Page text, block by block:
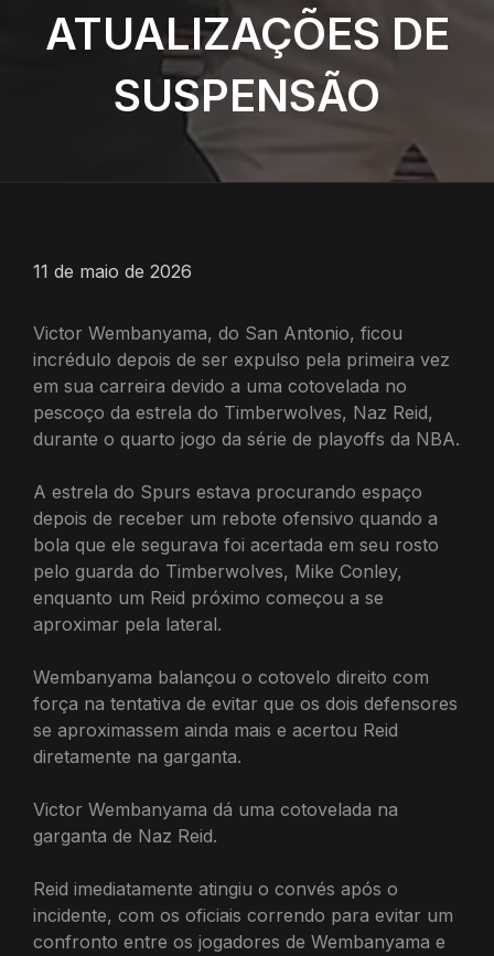
ATUALIZAÇÕES DE
SUSPENSÃO
11 de maio de 2026
Victor Wembanyama, do San Antonio, ficou
incrédulo depois de ser expulso pela primeira vez
em sua carreira devido a uma cotovelada no
pescoço da estrela do Timberwolves, Naz Reid,
durante o quarto jogo da série de playoffs da NBA.
A estrela do Spurs estava procurando espaço
depois de receber um rebote ofensivo quando a
bola que ele segurava foi acertada em seu rosto
pelo guarda do Timberwolves, Mike Conley,
enquanto um Reid próximo começou a se
aproximar pela lateral.
Wembanyama balançou o cotovelo direito com
força na tentativa de evitar que os dois defensores
se aproximassem ainda mais e acertou Reid
diretamente na garganta.
Victor Wembanyama dá uma cotovelada na
garganta de Naz Reid.
Reid imediatamente atingiu o convés após o
incidente, com os oficiais correndo para evitar um
confronto entre os jogadores de Wembanyama e